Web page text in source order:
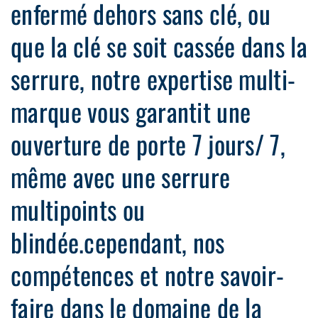
enfermé dehors sans clé, ou
que la clé se soit cassée dans la
serrure, notre expertise multi-
marque vous garantit une
ouverture de porte 7 jours/ 7,
même avec une serrure
multipoints ou
blindée.cependant, nos
compétences et notre savoir-
faire dans le domaine de la